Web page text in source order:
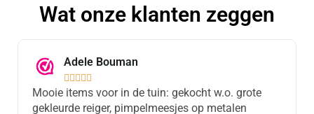
Wat onze klanten zeggen
Adele Bouman
    
Mooie items voor in de tuin: gekocht w.o. grote
gekleurde reiger, pimpelmeesjes op metalen